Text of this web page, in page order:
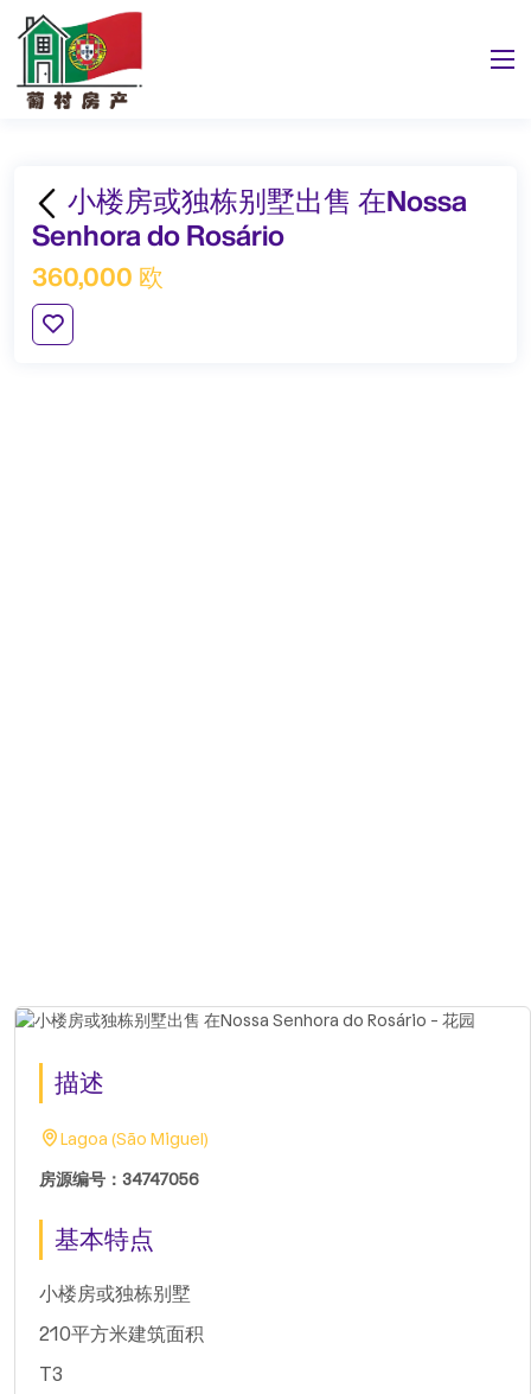
小楼房或独栋别墅出售 在Nossa
Senhora do Rosário
360,000 欧
描述
Lagoa (São Miguel)
房源编号：34747056
基本特点
小楼房或独栋别墅
210平方米建筑面积
T3